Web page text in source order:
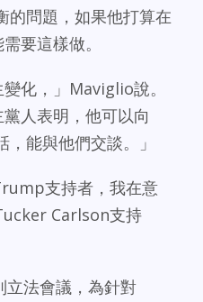
問題，如果他打算在
要這樣做。
化，」Maviglio說。
黨人表明，他可以向
能與他們交談。」
支持者，我在意
Carlson支持
法會議，為針對